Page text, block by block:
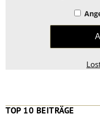
TOP 10 BEITRÄGE